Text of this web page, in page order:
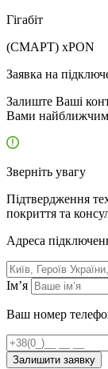
Гігабіт
(СМАРТ) xPON
Заявка на
Залиште Ваші
Вами
Зверніть увагу
Підтвердження
покриття та
Адресa
Ім’я
Ваш номер
Залишити заявку